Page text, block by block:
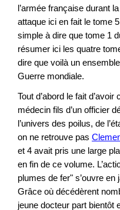
l’armée française durant
attaque ici en fait le tome
simple à dire que tome 1
résumer ici les quatre
dire que voilà un
Guerre mondiale.
Tout d’abord le fait
médecin fils d’un officier
l’univers des poilus, de
on ne retrouve pas
et 4 avait pris une large
en fin de ce volume.
plumes de fer" s’ouvre en
Grâce où décédèrent
jeune docteur part bientôt